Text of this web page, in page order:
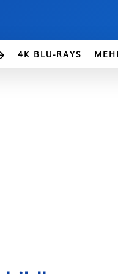
4K BLU-RAYS